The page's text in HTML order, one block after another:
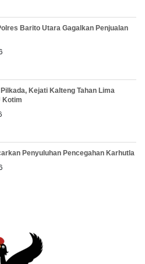
Barito Utara Gagalkan Penjualan
Kejati Kalteng Tahan Lima
Kotim
Penyuluhan Pencegahan Karhutla